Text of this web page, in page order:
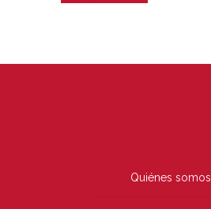
Quiénes somos